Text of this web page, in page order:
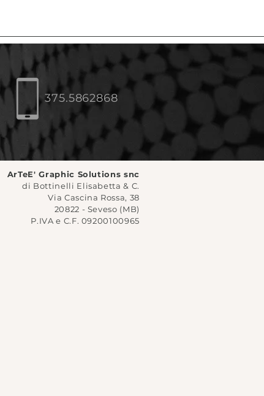
375.5862868
ArTeE' Graphic Solutions snc
di Bottinelli Elisabetta & C.
Via Cascina Rossa, 38
20822 - Seveso (MB)
P.IVA e C.F. 09200100965